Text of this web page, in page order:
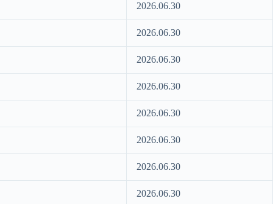
2026.06.30
2026.06.30
2026.06.30
2026.06.30
2026.06.30
2026.06.30
2026.06.30
2026.06.30